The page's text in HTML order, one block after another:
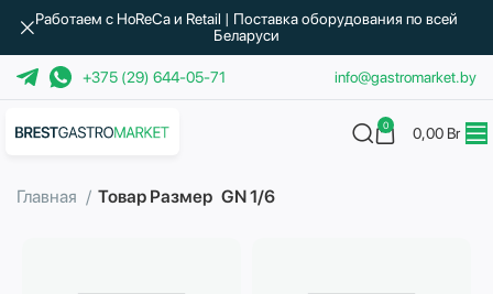
+375 (29) 644-05-71 info@gastromarket.by
0 0,00 Br
Главная Товар Размер GN 1/6
Работаем с HoReCa и Retail | Поставка оборудования по всей
Беларуси